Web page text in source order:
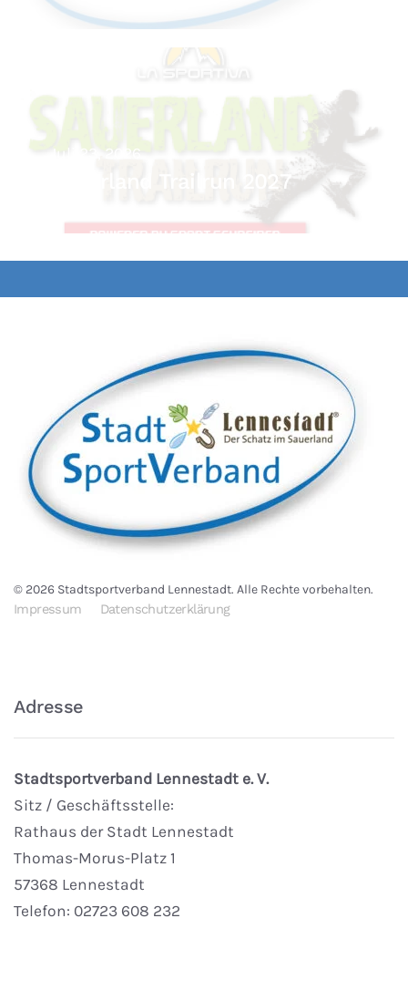
Juli 23, 2026
Sauerland Trailrun 2027
© 2026 Stadtsportverband Lennestadt. Alle Rechte vorbehalten.
Impressum
Datenschutzerklärung
Adresse
Stadtsportverband Lennestadt e. V.
Sitz / Geschäftsstelle:
Rathaus der Stadt Lennestadt
Thomas-Morus-Platz 1
57368 Lennestadt
Telefon: 02723 608 232